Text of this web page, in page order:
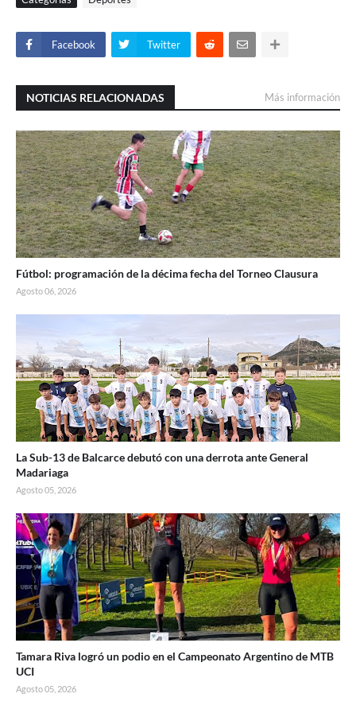
Facebook Twitter
NOTICIAS RELACIONADAS Más información
Fútbol: programación de la décima fecha del Torneo Clausura
Agosto 06, 2026
La Sub-13 de Balcarce debutó con una derrota ante General
Madariaga
Agosto 05, 2026
Tamara Riva logró un podio en el Campeonato Argentino de MTB
UCI
Agosto 05, 2026